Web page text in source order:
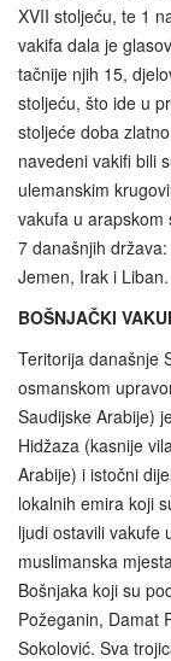
XVII stoljeću, te 1
vakifa dala je
tačnije njih 15,
stoljeću, što ide u
stoljeće doba
navedeni vakifi bili
ulemanskim
vakufa u arapskom
7 današnjih
Jemen, Irak i Liban.
BOŠNJAČKI
Teritorija današnje
osmanskom
Saudijske Arabije)
Hidžaza (kasnije
Arabije) i istočni
lokalnih emira koji
ljudi ostavili vakufe
muslimanska
Bošnjaka koji su
Požeganin, Damat
Sokolović. Sva